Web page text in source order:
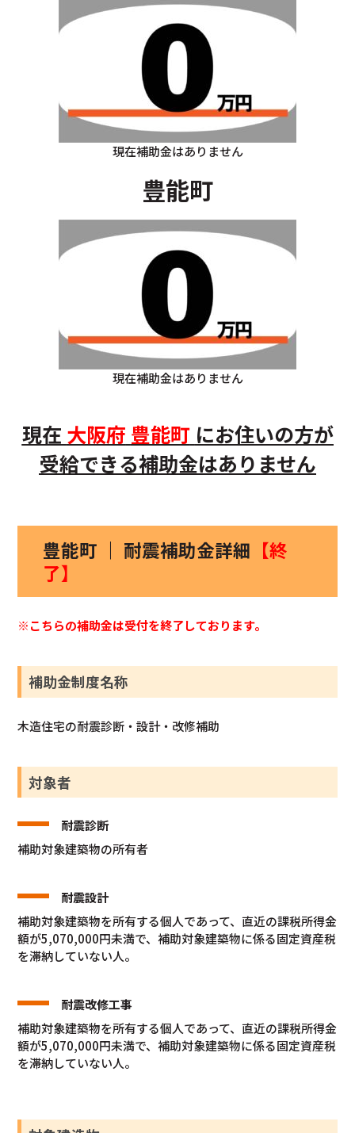
現在補助金はありません
豊能町
現在補助金はありません
現在 大阪府 豊能町 にお住いの方が
受給できる補助金はありません
豊能町 ｜ 耐震補助金詳細 【終
了】
※こちらの補助金は受付を終了しております。
補助金制度名称
木造住宅の耐震診断・設計・改修補助
対象者
耐震診断
補助対象建築物の所有者
耐震設計
補助対象建築物を所有する個人であって、直近の課税所得金
額が5,070,000円未満で、補助対象建築物に係る固定資産税
を滞納していない人。
耐震改修工事
補助対象建築物を所有する個人であって、直近の課税所得金
額が5,070,000円未満で、補助対象建築物に係る固定資産税
を滞納していない人。